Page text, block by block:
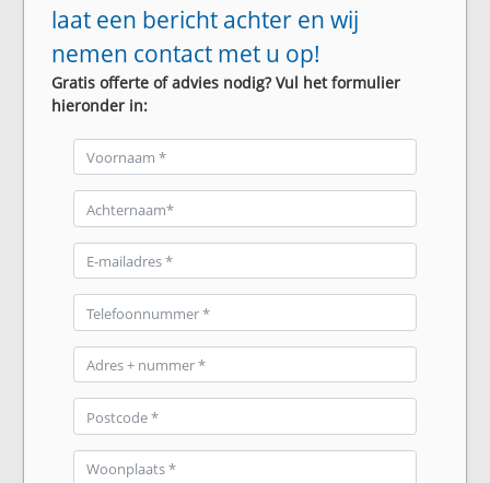
laat een bericht achter en wij
nemen contact met u op!
Gratis offerte of advies nodig? Vul het formulier
hieronder in: